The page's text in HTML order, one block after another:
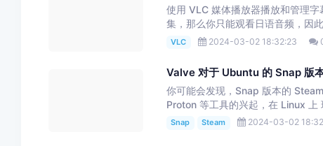
使用 VLC 媒体播放器播放和管理
集，那么你只能观看日语音频，因
VLC 2024-03-02 18:32:23
Valve 对于 Ubuntu 的 Snap 版
你可能会发现，Snap 版本的
Proton 等工具的兴起，在 Linux 上
Snap Steam 2024-03-02